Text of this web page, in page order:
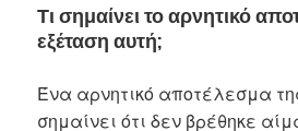
Τι σημαίνει το αρνητικό
εξέταση αυτή;
Ένα αρνητικό αποτέλεσμα
σημαίνει ότι δεν βρέθηκε